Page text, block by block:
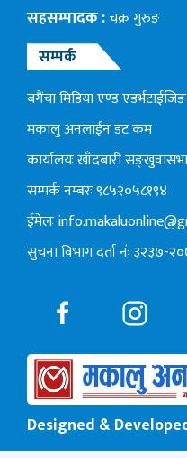
सहसम्पादक :चक्र गुरुङ
सम्पर्क
बगैंचा मिडिया एण्ड एडर्भटाईजिङ
मकालु अनलाईन डट कम
कार्यालयः खाँदबारी
सम्पर्क नम्बरः ९८५२०५८१९४
ईमेलः
सुचना विभाग दर्ता नंः ३२३७-
Designed &